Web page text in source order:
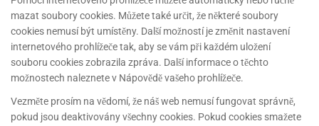
mazat soubory cookies. Můžete také určit, že některé soubory
cookies nemusí být umístěny. Další možností je změnit nastavení
internetového prohlížeče tak, aby se vám při každém uložení
souboru cookies zobrazila zpráva. Další informace o těchto
možnostech naleznete v Nápovědě vašeho prohlížeče.
Vezměte prosím na vědomí, že náš web nemusí fungovat správně,
pokud jsou deaktivovány všechny cookies. Pokud cookies smažete